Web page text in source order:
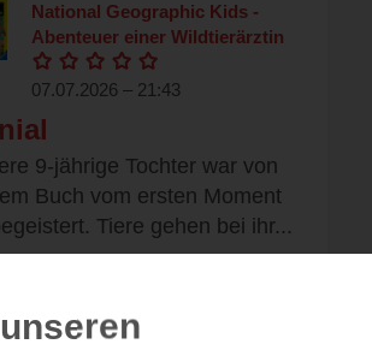
National Geographic Kids -
Abenteuer einer Wildtierärztin
07.07.2026 – 21:43
9-jährige Tochter war von
Buch vom ersten Moment
Tiere gehen bei ihr...